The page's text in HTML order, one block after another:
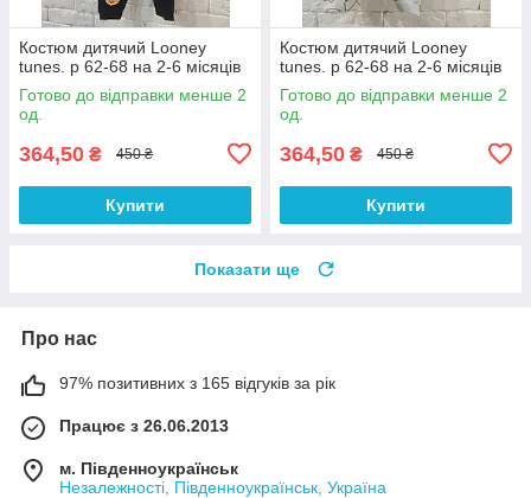
Костюм дитячий Looney
tunes. р 62-68 на 2-6 місяців
Готово до відправки менше 2
од.
364,50 ₴ 450 ₴
Купити
Костюм дитячий Looney
tunes. р 62-68 на 2-6 місяців
Готово до відправки менше 2
од.
364,50 ₴ 450 ₴
Купити
Показати ще
Про нас
97% позитивних з 165 відгуків за рік
Працює з 26.06.2013
м. Південноукраїнськ
Незалежності, Південноукраїнськ, Україна